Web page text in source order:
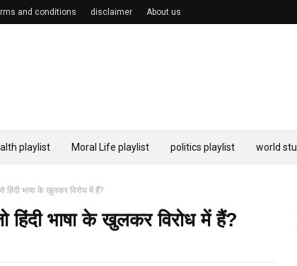
and conditions disclaimer About us
playlist Moral Life playlist politics playlist world
हिंदी भाषा के खुलकर विरोध में हैं?
हिंदी भाषा के खुलकर विरोध में हैं?